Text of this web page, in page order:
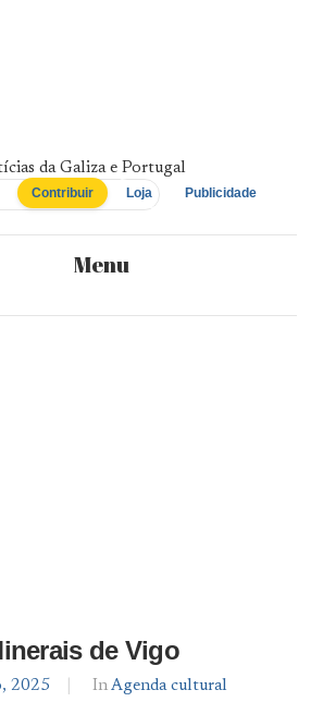
da Galiza e Portugal
Contribuir Loja Publicidade
Menu
de Vigo
2025
By
In Agenda cultural